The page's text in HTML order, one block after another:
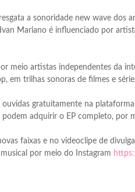
a sonoridade new wave dos
Mariano é influenciado por
meio artistas independentes da
em trilhas sonoras de filmes e
gratuitamente na
adquirir o EP completo, por
faixas e no videoclipe de
por meio do Instagram